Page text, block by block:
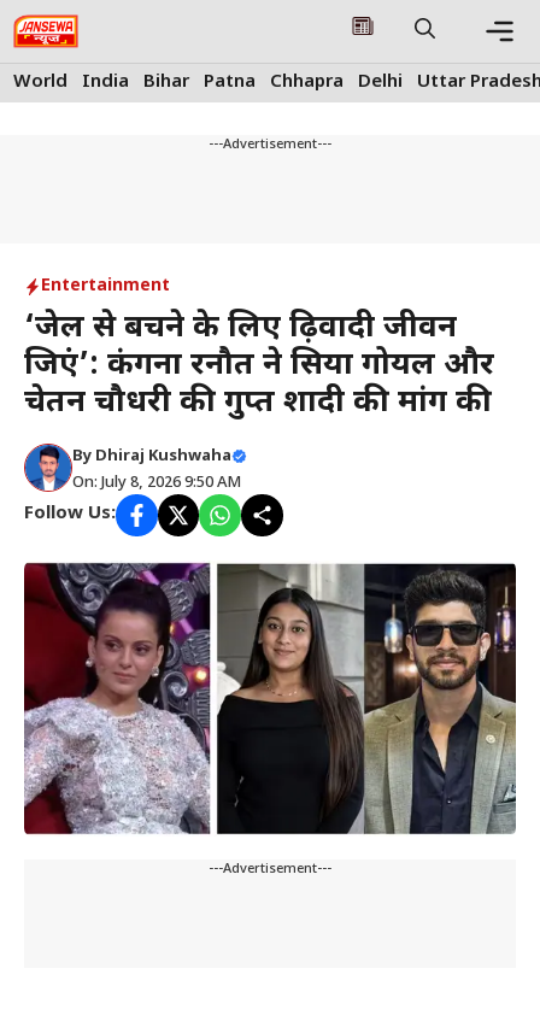
Skip
to
content
World India Bihar Patna Chhapra Delhi Uttar
---Advertisement---
Entertainment
‘जेल से बचने के लिए रूढ़िवादी जीवन
जिएं’: कंगना रनौत ने सिया गोयल और
चेतन चौधरी की गुप्त शादी की मांग की
By Dhiraj Kushwaha
On: July 8, 2026 9:50 AM
Follow Us:
---Advertisement---